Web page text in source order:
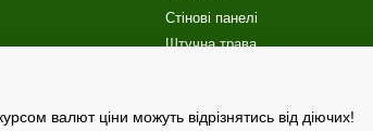
Стінові панелі
Штучна трава
валют ціни можуть відрізнятись від діючих!